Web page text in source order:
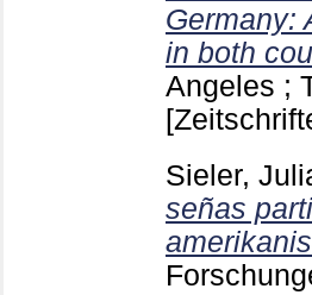
Germany:
in both
Angeles ;
Sieler,
señas